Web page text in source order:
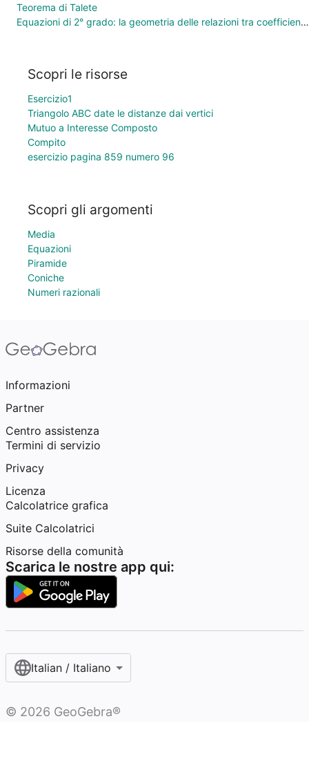
Teorema di Talete
Equazioni di 2° grado: la geometria delle relazioni tra coefficienti e soluzioni
Scopri le risorse
Esercizio1
Triangolo ABC date le distanze dai vertici
Mutuo a Interesse Composto
Compito
esercizio pagina 859 numero 96
Scopri gli argomenti
Media
Equazioni
Piramide
Coniche
Numeri razionali
Informazioni
Partner
Centro assistenza
Termini di servizio
Privacy
Licenza
Calcolatrice grafica
Suite Calcolatrici
Risorse della comunità
Scarica le nostre app qui:
Italian / Italiano‎
© 2026 GeoGebra®